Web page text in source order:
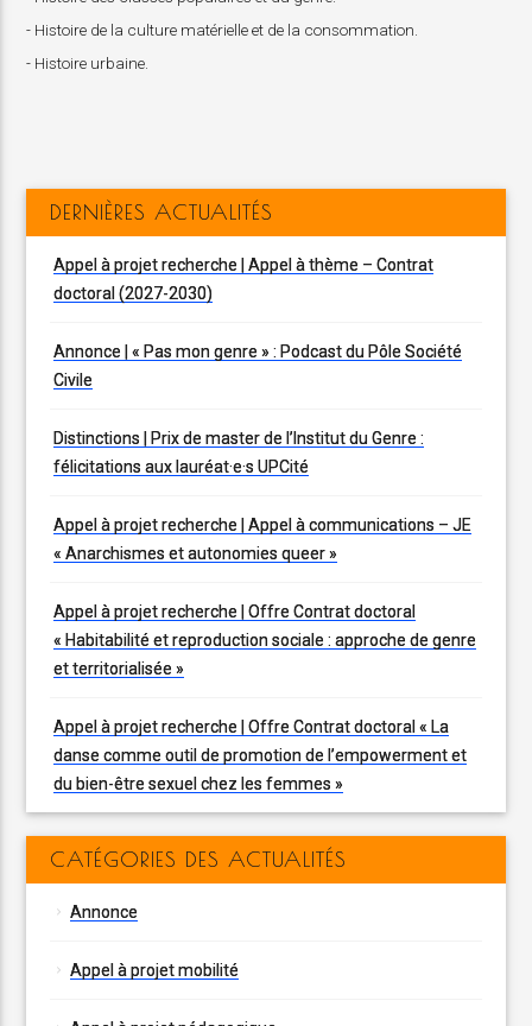
- Histoire de la culture matérielle et de la consommation.
- Histoire urbaine.
DERNIÈRES ACTUALITÉS
Appel à projet recherche | Appel à thème – Contrat
doctoral (2027-2030)
Annonce | « Pas mon genre » : Podcast du Pôle Société
Civile
Distinctions | Prix de master de l’Institut du Genre :
félicitations aux lauréat·e·s UPCité
Appel à projet recherche | Appel à communications – JE
« Anarchismes et autonomies queer »
Appel à projet recherche | Offre Contrat doctoral
« Habitabilité et reproduction sociale : approche de genre
et territorialisée »
Appel à projet recherche | Offre Contrat doctoral « La
danse comme outil de promotion de l’empowerment et
du bien-être sexuel chez les femmes »
CATÉGORIES DES ACTUALITÉS
Annonce
Appel à projet mobilité